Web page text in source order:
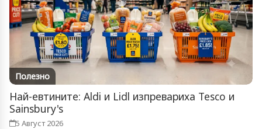
Полезно
Най-евтините: Aldi и Lidl изпревариха Tesco и
Sainsbury's
5 Август 2026